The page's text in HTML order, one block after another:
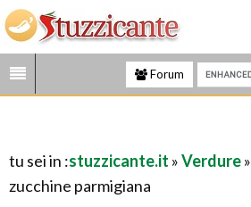
Forum
tu sei in :stuzzicante.it »Verdure»
zucchine parmigiana